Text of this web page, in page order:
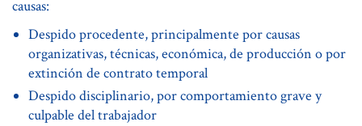
causas:
Despido procedente, principalmente por causas
organizativas, técnicas, económica, de producción o por
extinción de contrato temporal
Despido disciplinario, por comportamiento grave y
culpable del trabajador